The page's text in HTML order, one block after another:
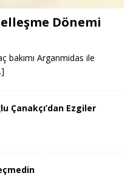
Dönemi
bakımı Arganmidas ile
Çanakçı’dan Ezgiler